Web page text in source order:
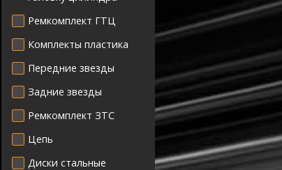
Ремкомплект ГТЦ
Комплекты пластика
Передние звезды
Задние звезды
Ремкомплект ЗТС
Цепь
Диски стальные